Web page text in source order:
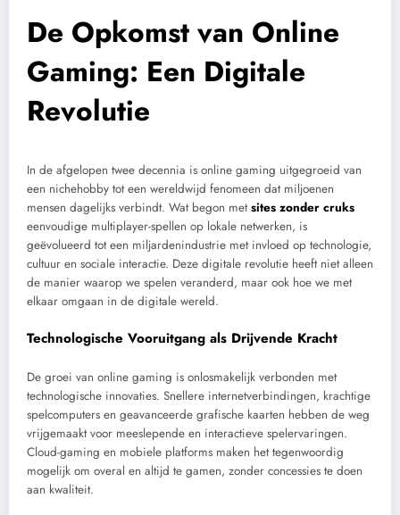
De Opkomst van Online
Gaming: Een Digitale
Revolutie
In de afgelopen twee decennia is online gaming uitgegroeid van
een nichehobby tot een wereldwijd fenomeen dat miljoenen
mensen dagelijks verbindt. Wat begon metsites zonder cruks
eenvoudige multiplayer-spellen op lokale netwerken, is
geëvolueerd tot een miljardenindustrie met invloed op technologie,
cultuur en sociale interactie. Deze digitale revolutie heeft niet alleen
de manier waarop we spelen veranderd, maar ook hoe we met
elkaar omgaan in de digitale wereld.
Technologische Vooruitgang als Drijvende Kracht
De groei van online gaming is onlosmakelijk verbonden met
technologische innovaties. Snellere internetverbindingen, krachtige
spelcomputers en geavanceerde grafische kaarten hebben de weg
vrijgemaakt voor meeslepende en interactieve spelervaringen.
Cloud-gaming en mobiele platforms maken het tegenwoordig
mogelijk om overal en altijd te gamen, zonder concessies te doen
aan kwaliteit.